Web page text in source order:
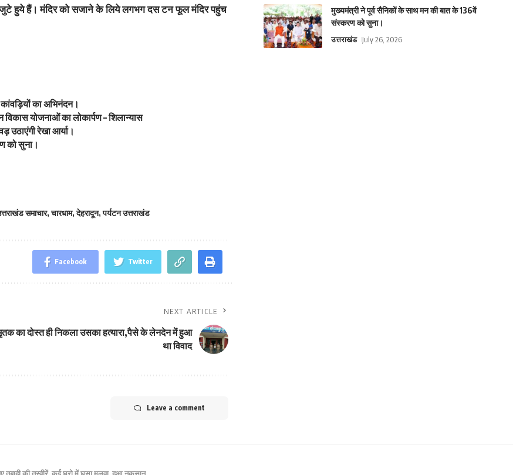
जुटे हुये हैं। मंदिर को सजाने के लिये लगभग दस टन फूल मंदिर पहुंच
का अभिनंदन।
विकास योजनाओं का लोकार्पण – शिलान्यास
रेखा आर्या।
को सुना।
समाचार,चारधाम,देहरादून,पर्यटन उत्तराखंड
Facebook Twitter
NEXT ARTICLE
का दोस्त ही निकला उसका हत्यारा,पैसे के लेनदेन में हुआ
था विवाद
Leave a comment
मुख्यमंत्री ने पूर्व सैनिकों के साथ मन की बात के 136वें
संस्करण को सुना।
उत्तराखंड July 26, 2026